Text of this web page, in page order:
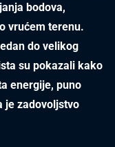
bodova,
vrućem terenu.
do velikog
su pokazali kako
energije, puno
je zadovoljstvo